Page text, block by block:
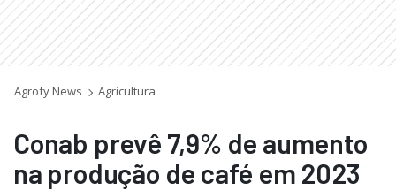
Agrofy News Agricultura
Conab prevê 7,9% de aumento
na produção de café em 2023